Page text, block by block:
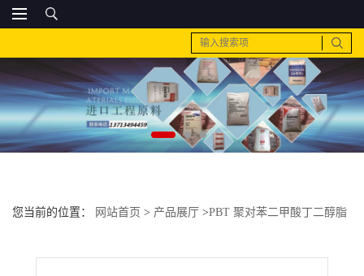
您当前的位置： 网站首页 > 产品展厅 >PBT 聚对苯二甲酸丁二醇脂